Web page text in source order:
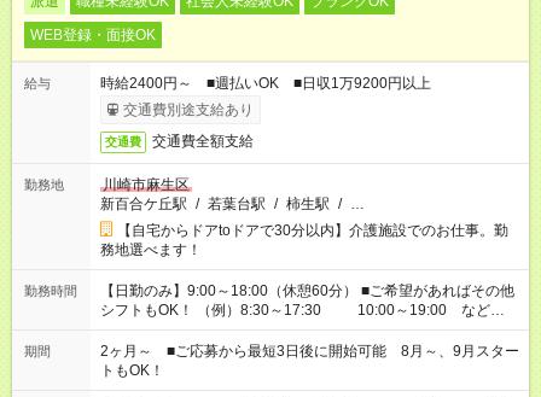
WEB登録・面接OK
給与
時給2400円～ ■週払いOK ■日収1万9200円以上
交通費別途支給あり
交通費 交通費全額支給
勤務地
川崎市麻生区
新百合ケ丘駅 / 若葉台駅 / 柿生駅 / …
【自宅からドアtoドアで30分以内】介護施設でのお仕事。勤
務地選べます！
勤務時間
【日勤のみ】9:00～18:00（休憩60分） ■ご希望があればその他
シフトもOK！ （例）8:30～17:30 10:00～19:00 など
「家族とお休みを合わせたい」 「できれば残業はしたくない」
など、あなたのご希望に沿ったお仕事をご紹介します！ ※Wワ
ーク希望の方へ 今ご覧のお仕事で希望する勤務時間と、もう1つ
のお仕事の勤務時間。 合計で週40時間を超える場合は応募でき
期間
2ヶ月～ ■ご応募から最短3日後に開始可能 8月～、9月スター
トもOK！